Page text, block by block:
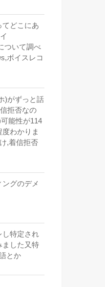
てどこにあ
ついて調べ
ボイスレコ
)がずっと話
拒否なの
能性が114
わかりま
,着信拒否
グのデメ
し特定され
ました又特
とか